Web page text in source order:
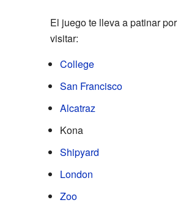
El juego te lleva a patinar
visitar:
College
San Francisco
Alcatraz
Kona
Shipyard
London
Zoo